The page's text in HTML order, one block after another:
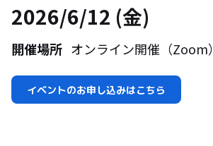
2026/6/12 (金)
開催場所 オンライン開催（Zoom）
イベントのお申し込みはこちら